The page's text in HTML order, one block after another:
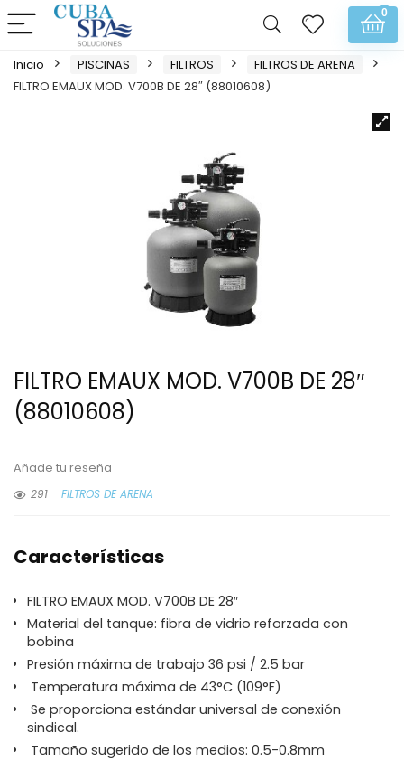
0
Inicio PISCINAS FILTROS
FILTROS DE ARENA
FILTRO EMAUX MOD. V700B DE 28″ (88010608)
FILTRO EMAUX MOD. V700B DE 28″
(88010608)
Añade tu reseña
291
FILTROS DE ARENA
Características
FILTRO EMAUX MOD. V700B DE 28″
Material del tanque: fibra de vidrio reforzada con
bobina
Presión máxima de trabajo 36 psi / 2.5 bar
Temperatura máxima de 43°C (109°F)
Se proporciona estándar universal de conexión
sindical.
Tamaño sugerido de los medios: 0.5-0.8mm